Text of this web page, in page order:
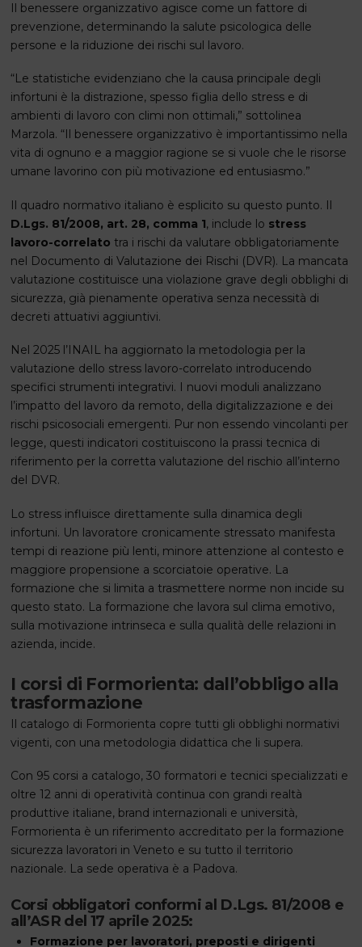
Il benessere organizzativo agisce come un fattore di
prevenzione, determinando la salute psicologica delle
persone e la riduzione dei rischi sul lavoro.
“Le statistiche evidenziano che la causa principale degli
infortuni è la distrazione, spesso figlia dello stress e di
ambienti di lavoro con climi non ottimali,” sottolinea
Marzola. “Il benessere organizzativo è importantissimo nella
vita di ognuno e a maggior ragione se si vuole che le risorse
umane lavorino con più motivazione ed entusiasmo.”
Il quadro normativo italiano è esplicito su questo punto. Il
D.Lgs. 81/2008, art. 28, comma 1, include lo stress
lavoro-correlato tra i rischi da valutare obbligatoriamente
nel Documento di Valutazione dei Rischi (DVR). La mancata
valutazione costituisce una violazione grave degli obblighi di
sicurezza, già pienamente operativa senza necessità di
decreti attuativi aggiuntivi.
Nel 2025 l’INAIL ha aggiornato la metodologia per la
valutazione dello stress lavoro-correlato introducendo
specifici strumenti integrativi. I nuovi moduli analizzano
l’impatto del lavoro da remoto, della digitalizzazione e dei
rischi psicosociali emergenti. Pur non essendo vincolanti per
legge, questi indicatori costituiscono la prassi tecnica di
riferimento per la corretta valutazione del rischio all’interno
del DVR.
Lo stress influisce direttamente sulla dinamica degli
infortuni. Un lavoratore cronicamente stressato manifesta
tempi di reazione più lenti, minore attenzione al contesto e
maggiore propensione a scorciatoie operative. La
formazione che si limita a trasmettere norme non incide su
questo stato. La formazione che lavora sul clima emotivo,
sulla motivazione intrinseca e sulla qualità delle relazioni in
azienda, incide.
I corsi di Formorienta: dall’obbligo alla
trasformazione
Il catalogo di Formorienta copre tutti gli obblighi normativi
vigenti, con una metodologia didattica che li supera.
Con 95 corsi a catalogo, 30 formatori e tecnici specializzati e
oltre 12 anni di operatività continua con grandi realtà
produttive italiane, brand internazionali e università,
Formorienta è un riferimento accreditato per la formazione
sicurezza lavoratori in Veneto e su tutto il territorio
nazionale. La sede operativa è a Padova.
Corsi obbligatori conformi al D.Lgs. 81/2008 e
all’ASR del 17 aprile 2025:
Formazione per lavoratori, preposti e dirigenti